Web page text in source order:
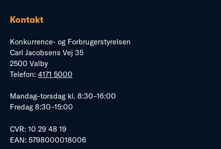
Kontakt
Konkurrence- og Forbrugerstyrelsen
Carl Jacobsens Vej 35
2500 Valby
Telefon: 4171 5000
Mandag–torsdag kl. 8:30–16:00
Fredag 8:30–15:00
CVR: 10 29 48 19
EAN: 5798000018006